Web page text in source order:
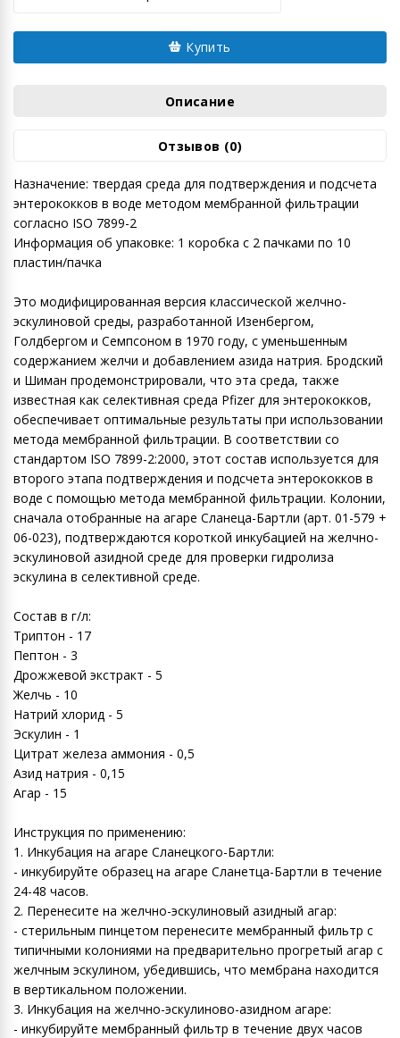
Купить
Описание
Отзывов (0)
Назначение: твердая среда для подтверждения и подсчета
энтерококков в воде методом мембранной фильтрации
согласно ISO 7899-2
Информация об упаковке: 1 коробка с 2 пачками по 10
пластин/пачка
Это модифицированная версия классической желчно-
эскулиновой среды, разработанной Изенбергом,
Голдбергом и Семпсоном в 1970 году, с уменьшенным
содержанием желчи и добавлением азида натрия. Бродский
и Шиман продемонстрировали, что эта среда, также
известная как селективная среда Pfizer для энтерококков,
обеспечивает оптимальные результаты при использовании
метода мембранной фильтрации. В соответствии со
стандартом ISO 7899-2:2000, этот состав используется для
второго этапа подтверждения и подсчета энтерококков в
воде с помощью метода мембранной фильтрации. Колонии,
сначала отобранные на агаре Сланеца-Бартли (арт. 01-579 +
06-023), подтверждаются короткой инкубацией на желчно-
эскулиновой азидной среде для проверки гидролиза
эскулина в селективной среде.
Состав в г/л:
Триптон - 17
Пептон - 3
Дрожжевой экстракт - 5
Желчь - 10
Натрий хлорид - 5
Эскулин - 1
Цитрат железа аммония - 0,5
Азид натрия - 0,15
Агар - 15
Инструкция по применению:
1. Инкубация на агаре Сланецкого-Бартли:
- инкубируйте образец на агаре Сланетца-Бартли в течение
24-48 часов.
2. Перенесите на желчно-эскулиновый азидный агар:
- стерильным пинцетом перенесите мембранный фильтр с
типичными колониями на предварительно прогретый агар с
желчным эскулином, убедившись, что мембрана находится
в вертикальном положении.
3. Инкубация на желчно-эскулиново-азидном агаре:
- инкубируйте мембранный фильтр в течение двух часов